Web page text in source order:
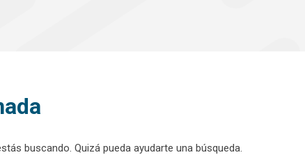
buscando. Quizá pueda ayudarte una búsqueda.